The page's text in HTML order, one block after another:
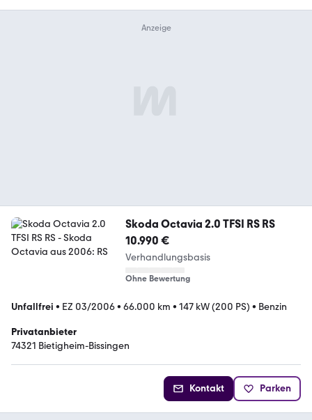
Skoda Octavia 2.0 TFSI RS RS
10.990 €
Verhandlungsbasis
Ohne Bewertung
Unfallfrei • EZ 03/2006• 66.000 km • 147 kW (200 PS) • Benzin
Privatanbieter
74321 Bietigheim-Bissingen
Kontakt Parken